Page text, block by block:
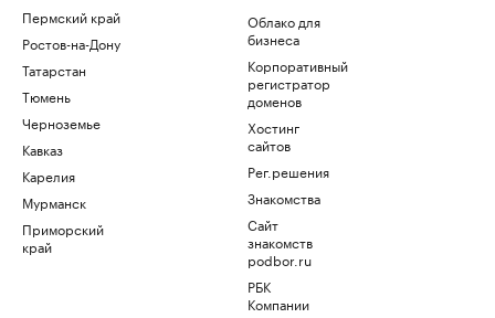
Пермский край
Ростов-на-Дону
Татарстан
Тюмень
Черноземье
Кавказ
Карелия
Мурманск
Приморский
край
Облако для
бизнеса
Корпоративный
регистратор
доменов
Хостинг
сайтов
Рег.решения
Знакомства
Сайт
знакомств
podbor.ru
РБК
Компании